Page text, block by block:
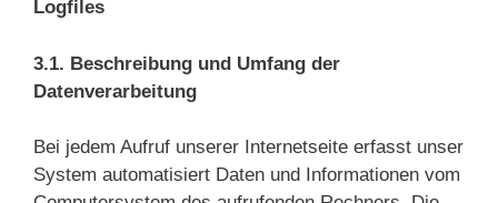
Logfiles
3.1. Beschreibung und Umfang der
Datenverarbeitung
Bei jedem Aufruf unserer Internetseite erfasst unser
System automatisiert Daten und Informationen vom